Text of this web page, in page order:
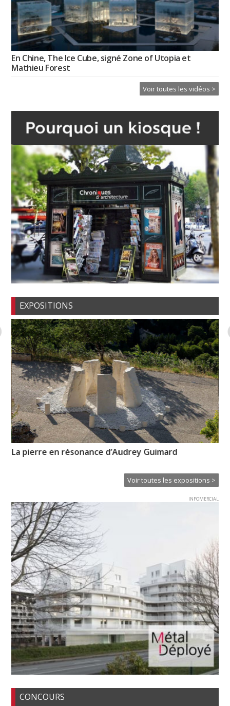
En Chine, The Ice Cube, signé Zone of Utopia et
Mathieu Forest
Voir toutes les vidéos >
EXPOSITIONS
La pierre en résonance d’Audrey Guimard
Voir toutes les expositions >
INFOMERCIAL
CONCOURS